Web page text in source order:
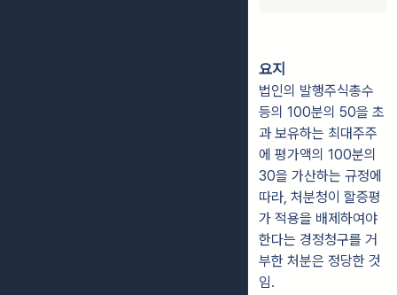
요지
법인의 발행주식총수
등의 100분의 50을 초
과 보유하는 최대주주
에 평가액의 100분의
30을 가산하는 규정에
따라, 처분청이 할증평
가 적용을 배제하여야
한다는 경정청구를 거
부한 처분은 정당한 것
임.